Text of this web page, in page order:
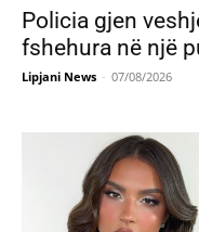
Policia gjen
fshehura në një
Lipjani News - 07/08/2026